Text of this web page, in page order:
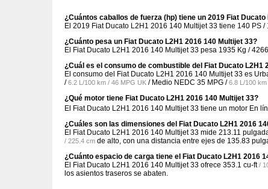
¿Cuántos caballos de fuerza (hp) tiene un 2019 Fiat
El 2019 Fiat Ducato L2H1 2016 140 Multijet 33 tiene 140 PS /
¿Cuánto pesa un Fiat Ducato L2H1 2016 140 Multijet 33?
El Fiat Ducato L2H1 2016 140 Multijet 33 pesa 1935 Kg /
¿Cuál es el consumo de combustible del Fiat Ducato L2H1
El consumo del Fiat Ducato L2H1 2016 140 Multijet 33 es
/6.2 L/100 km / 46 MPG UK / Medio NEDC 35 MPG /6.8 L/100
¿Qué motor tiene Fiat Ducato L2H1 2016 140 Multijet 33?
El Fiat Ducato L2H1 2016 140 Multijet 33 tiene un motor En
¿Cuáles son las dimensiones del Fiat Ducato L2H1 2016
El Fiat Ducato L2H1 2016 140 Multijet 33 mide 213.11
/ 225.4 cm de alto, con una distancia entre ejes de 135.83
¿Cuánto espacio de carga tiene el Fiat Ducato L2H1 2016
El Fiat Ducato L2H1 2016 140 Multijet 33 ofrece 353.1 cu-ft /
los asientos traseros se abaten.